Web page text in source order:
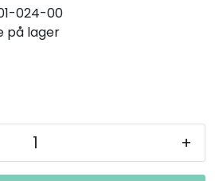
024-00
på lager
+